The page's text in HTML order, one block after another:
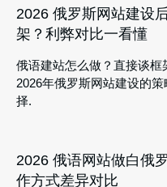
2026 俄罗斯网站建设
架？利弊对比一看懂
俄语建站怎么做？直接谈
2026年俄罗斯网站建设的
择.
2026 俄语网站做白俄
作方式差异对比